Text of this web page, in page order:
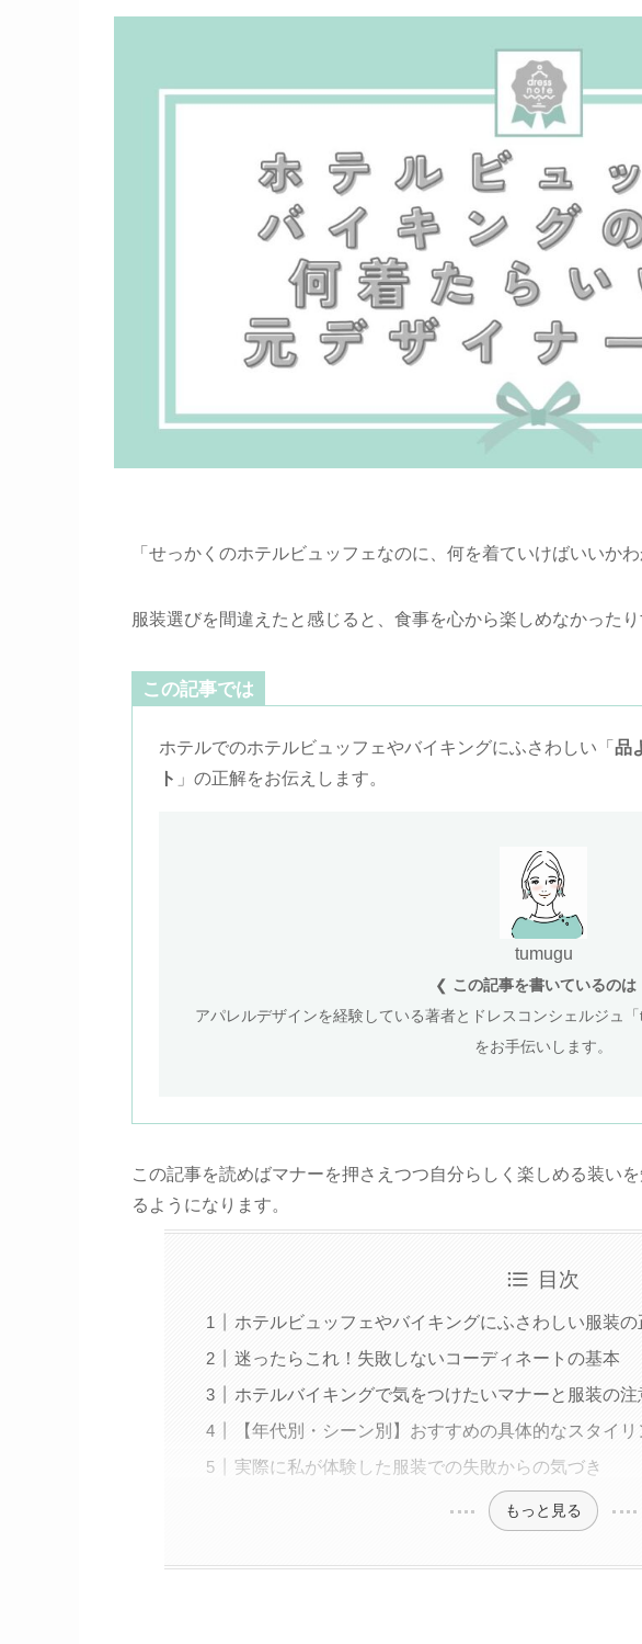
「せっかくのホテルビュッフェなのに、何を着ていけばいいか
服装選びを間違えたと感じると、食事を心から楽しめなかったり
この記事では
ホテルでのホテルビュッフェやバイキングにふさわしい「 品
ト 」の正解をお伝えします。
tumugu
❮ この記事を書いているのは
アパレルデザインを経験している著者とドレスコンシェルジュ
をお手伝いします。
この記事を読めばマナーを押さえつつ自分らしく楽しめる装い
るようになります。
目次
ホテルビュッフェやバイキングにふさわしい服装の
迷ったらこれ！失敗しないコーディネートの基本
ホテルバイキングで気をつけたいマナーと服装の注
【年代別・シーン別】おすすめの具体的なスタイリ
実際に私が体験した服装での失敗からの気づき
もっと見る